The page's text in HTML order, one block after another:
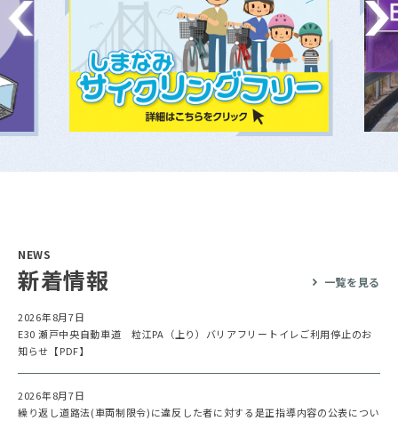
NEWS
新着情報 一覧を見る
2026年8月7日
E30 瀬戸中央自動車道 粒江PA（上り）バリアフリートイレご利用停止のお
知らせ【PDF】
2026年8月7日
繰り返し道路法(車両制限令)に違反した者に対する是正指導内容の公表につい